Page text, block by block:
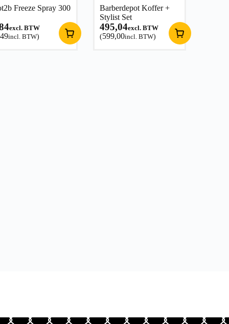
Freeze Spray 300
excl. BTW
incl. BTW)
Barberdepot Koffer +
Stylist Set
495,04excl. BTW
(599,00incl. BTW)